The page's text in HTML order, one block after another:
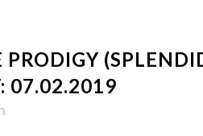
PRODIGY
07.02.2019